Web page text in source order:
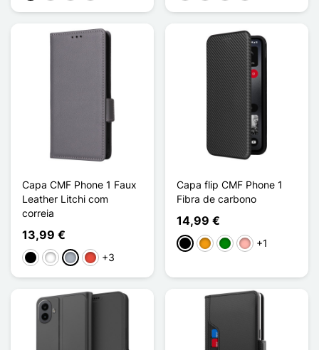
Capa CMF Phone 1 Faux
Leather Litchi com
correia
13,99 €
PretoBrancoCinzento
Vermelho
+3
Capa flip CMF Phone 1
Fibra de carbono
14,99 €
PretoLaranjaVerdeOuro rosa
+1